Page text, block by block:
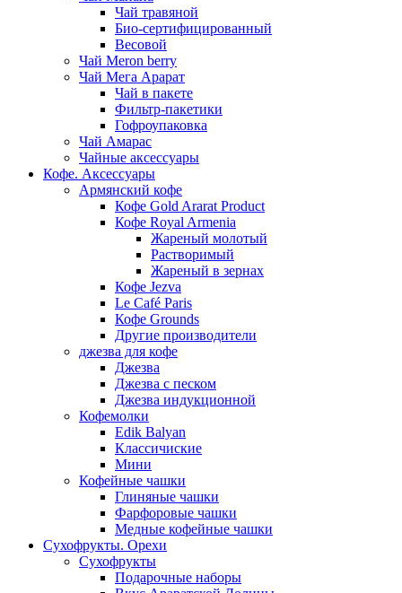
Чай травяной
Био-сертифицированный
Весовой
Чай Meron berry
Чай Мега Арарат
Чай в пакете
Фильтр-пакетики
Гофроупаковка
Чай Амарас
Чайные аксессуары
Кофе. Аксессуары
Армянский кофе
Кофе Gold Ararat Product
Кофе Royal Armenia
Жареный молотый
Растворимый
Жареный в зернах
Кофе Jezva
Le Café Paris
Кофе Grounds
Другие производители
джезва для кофе
Джезва
Джезва с песком
Джезва индукционной
Кофемолки
Edik Balyan
Классичиские
Мини
Кофейные чашки
Глиняные чашки
Фарфоровые чашки
Медные кофейные чашки
Сухофрукты. Орехи
Сухофрукты
Подарочные наборы